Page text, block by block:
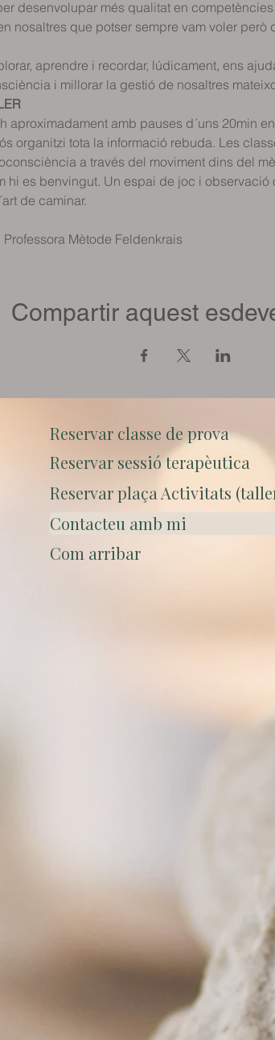
CONFIGURACIÓ DEL TALLER
de caminar.
Mètode Feldenkrais
Compartir aquest
Reservar classe de prova
Reservar sessió terapèutica
Contacteu amb mi
Com arribar
Reservar plaça Activitats